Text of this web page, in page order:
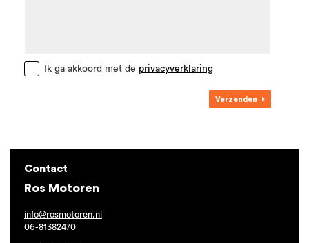
Ik ga akkoord met de privacyverklaring
Verzenden
Contact
Ros Motoren
info@rosmotoren.nl
06-81382470